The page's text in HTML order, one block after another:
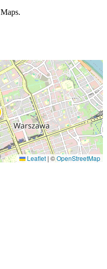
Leaflet | ©OpenStreetMap